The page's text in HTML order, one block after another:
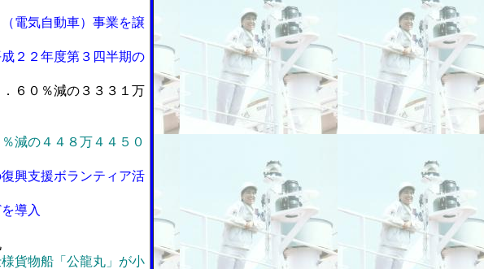
電気自動車）事業を譲
２２年度第３四半期の
６０％減の３３３１万
減の４４８万４４５０
興支援ボランティア活
導入
貨物船「公龍丸」が小